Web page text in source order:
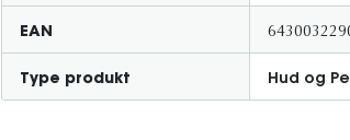
EAN
Type produkt Hud og